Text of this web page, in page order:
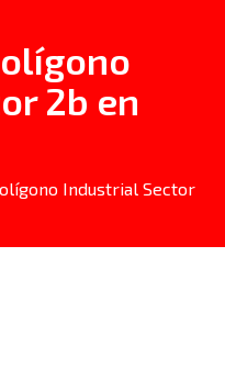
2b en
Industrial Sector